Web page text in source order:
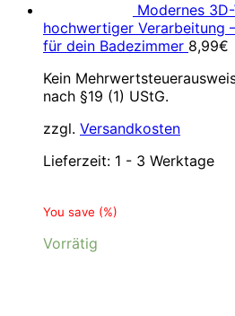
Modernes
hochwertiger Verarbeitung
für dein Badezimmer 8,99€
Kein
nach §19 (1) UStG.
zzgl. Versandkosten
Lieferzeit: 1 - 3 Werktage
You save (%)
Vorrätig